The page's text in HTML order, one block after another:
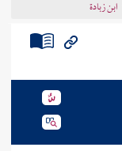
ابن زبادة